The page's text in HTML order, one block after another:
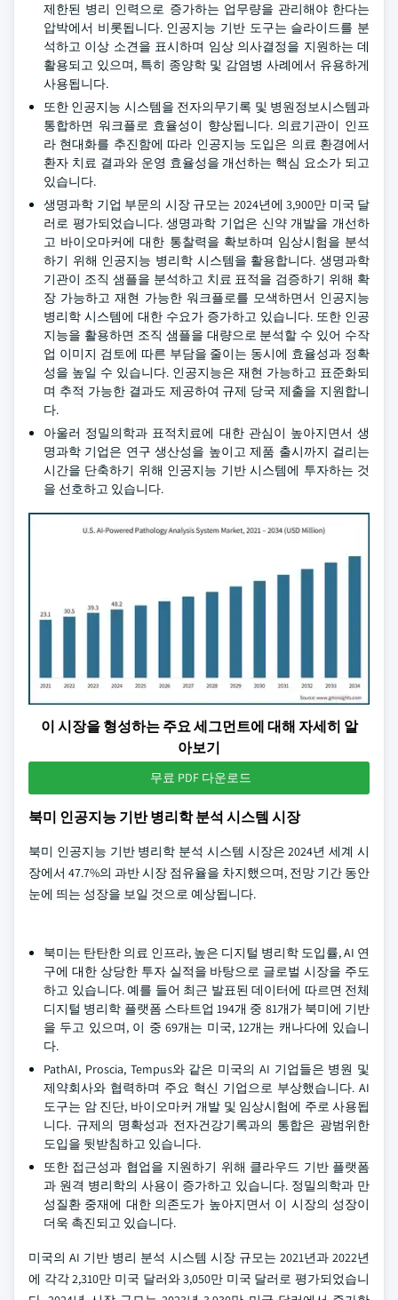
제한된 병리 인력으로 증가하는 업무량을 관리해야 한다는
압박에서 비롯됩니다. 인공지능 기반 도구는 슬라이드를 분
석하고 이상 소견을 표시하며 임상 의사결정을 지원하는 데
활용되고 있으며, 특히 종양학 및 감염병 사례에서 유용하게
사용됩니다.
또한 인공지능 시스템을 전자의무기록 및 병원정보시스템과
통합하면 워크플로 효율성이 향상됩니다. 의료기관이 인프
라 현대화를 추진함에 따라 인공지능 도입은 의료 환경에서
환자 치료 결과와 운영 효율성을 개선하는 핵심 요소가 되고
있습니다.
생명과학 기업 부문의 시장 규모는 2024년에 3,900만 미국 달
러로 평가되었습니다. 생명과학 기업은 신약 개발을 개선하
고 바이오마커에 대한 통찰력을 확보하며 임상시험을 분석
하기 위해 인공지능 병리학 시스템을 활용합니다. 생명과학
기관이 조직 샘플을 분석하고 치료 표적을 검증하기 위해 확
장 가능하고 재현 가능한 워크플로를 모색하면서 인공지능
병리학 시스템에 대한 수요가 증가하고 있습니다. 또한 인공
지능을 활용하면 조직 샘플을 대량으로 분석할 수 있어 수작
업 이미지 검토에 따른 부담을 줄이는 동시에 효율성과 정확
성을 높일 수 있습니다. 인공지능은 재현 가능하고 표준화되
며 추적 가능한 결과도 제공하여 규제 당국 제출을 지원합니
다.
아울러 정밀의학과 표적치료에 대한 관심이 높아지면서 생
명과학 기업은 연구 생산성을 높이고 제품 출시까지 걸리는
시간을 단축하기 위해 인공지능 기반 시스템에 투자하는 것
을 선호하고 있습니다.
이 시장을 형성하는 주요 세그먼트에 대해 자세히 알
아보기
무료 PDF 다운로드
북미 인공지능 기반 병리학 분석 시스템 시장
북미 인공지능 기반 병리학 분석 시스템 시장은 2024년 세계 시
장에서 47.7%의 과반 시장 점유율을 차지했으며, 전망 기간 동안
눈에 띄는 성장을 보일 것으로 예상됩니다.
북미는 탄탄한 의료 인프라, 높은 디지털 병리학 도입률, AI 연
구에 대한 상당한 투자 실적을 바탕으로 글로벌 시장을 주도
하고 있습니다. 예를 들어 최근 발표된 데이터에 따르면 전체
디지털 병리학 플랫폼 스타트업 194개 중 81개가 북미에 기반
을 두고 있으며, 이 중 69개는 미국, 12개는 캐나다에 있습니
다.
PathAI, Proscia, Tempus와 같은 미국의 AI 기업들은 병원 및
제약회사와 협력하며 주요 혁신 기업으로 부상했습니다. AI
도구는 암 진단, 바이오마커 개발 및 임상시험에 주로 사용됩
니다. 규제의 명확성과 전자건강기록과의 통합은 광범위한
도입을 뒷받침하고 있습니다.
또한 접근성과 협업을 지원하기 위해 클라우드 기반 플랫폼
과 원격 병리학의 사용이 증가하고 있습니다. 정밀의학과 만
성질환 중재에 대한 의존도가 높아지면서 이 시장의 성장이
더욱 촉진되고 있습니다.
미국의 AI 기반 병리 분석 시스템 시장 규모는 2021년과 2022년
에 각각 2,310만 미국 달러와 3,050만 미국 달러로 평가되었습니